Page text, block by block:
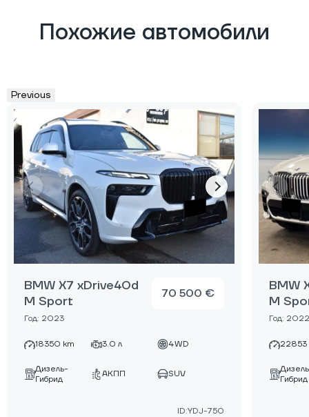
Похожие автомобили
Previous
BMW X7 xDrive40d
M Sport
Год: 2023
70 500 €
18350 km 3.0 л 4WD
Дизель-
Гибрид
АКПП SUV
ID:YDJ-750
BMW
M
Год: 2022
22853
Гибрид